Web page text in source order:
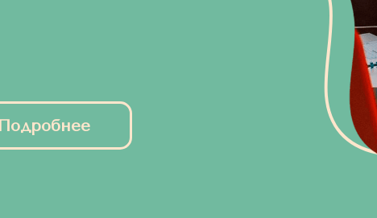
Подробнее